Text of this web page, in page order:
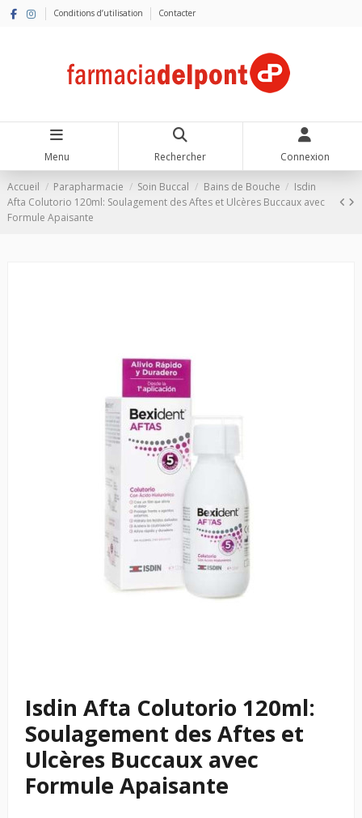
Conditions d’utilisation Contacter
Menu Rechercher Connexion
Accueil Parapharmacie Soin Buccal Bains de Bouche
Isdin
Afta Colutorio 120ml: Soulagement des Aftes et Ulcères Buccaux avec
Formule Apaisante
Isdin Afta Colutorio 120ml:
Soulagement des Aftes et
Ulcères Buccaux avec
Formule Apaisante